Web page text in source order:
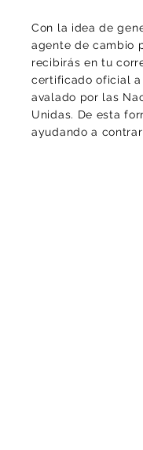
Con la idea de
agente de cambio
recibirás en tu
certificado oficial
avalado por las
Unidas. De esta
ayudando a